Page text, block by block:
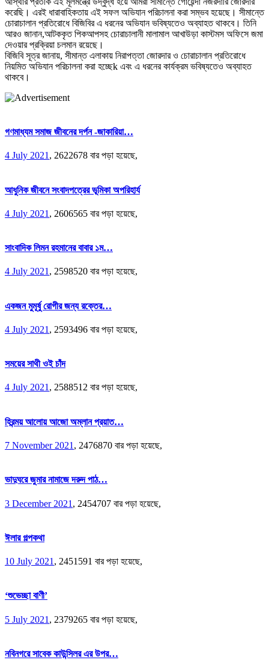
করেছি। এরই ধারাবাহিকতায় এই সফল অভিযান পরিচালনা করা সম্ভব হয়েছে। সীমান্তে
চোরাচালান প্রতিরোধে বিজিবির এ ধরনের অভিযান ভবিষ্যতেও অব্যাহত থাকবে। তিনি
আরও জানান,আটককৃত পিকআপসহ চোরাচালানী মালামাল আখাউড়া কাস্টমস অফিসে জমা
দেওয়ার প্রক্রিয়া চলমান রয়েছে।
বিজিবি সূত্র জানায়, সীমান্ত এলাকায় নিরাপত্তা জোরদার ও চোরাচালান প্রতিরোধে
নিয়মিত অভিযান পরিচালনা করা হচ্ছেk এবং এ ধরনের কার্যক্রম ভবিষ্যতেও অব্যাহত
থাকবে।
গণমাধ্যম সমাজ জীবনের দর্পন -জাকারিয়া…
4 July 2021 , 2622678 বার পড়া হয়েছে,
আধুনিক জীবনে সংবাদপত্রের ভূমিকা অপরিহার্য
4 July 2021 , 2606565 বার পড়া হয়েছে,
সাংবাদিক লিমন রহমানের বাবার ১ম…
4 July 2021, 2598520 বার পড়া হয়েছে,
একজন মুমূর্ষু রোগীর জন্য রক্তের…
4 July 2021 , 2593496 বার পড়া হয়েছে,
সময়ের সাথী ওই চাঁদ
4 July 2021, 2588512 বার পড়া হয়েছে,
হিরন্ময় আলোয় আজো অম্লান প্রয়াত…
7 November 2021 , 2476870 বার পড়া হয়েছে,
ভাদুঘরে জুমার নামাজে দরুদ পাঠ…
3 December 2021 , 2454707 বার পড়া হয়েছে,
ঈলার গল্পকথা
10 July 2021 , 2451591 বার পড়া হয়েছে,
‘শুভেচ্ছা বাণী’
5 July 2021 , 2379265 বার পড়া হয়েছে,
নবিনগরে সাবেক কাউন্সিলর এর উপর…